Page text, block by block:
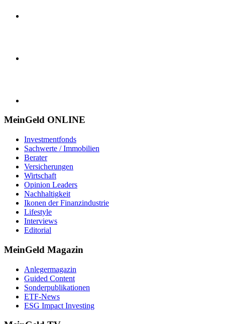
MeinGeld ONLINE
Investmentfonds
Sachwerte / Immobilien
Berater
Versicherungen
Wirtschaft
Opinion Leaders
Nachhaltigkeit
Ikonen der Finanzindustrie
Lifestyle
Interviews
Editorial
MeinGeld Magazin
Anlegermagazin
Guided Content
Sonderpublikationen
ETF-News
ESG Impact Investing